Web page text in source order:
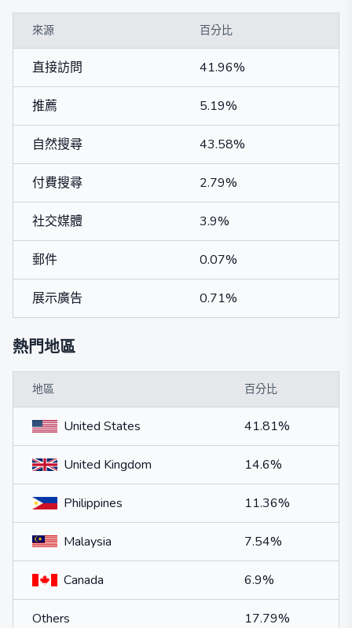
來源 百分比
直接訪問 41.96%
推薦 5.19%
自然搜尋 43.58%
付費搜尋 2.79%
社交媒體 3.9%
郵件 0.07%
展示廣告 0.71%
熱門地區
地區 百分比
United States 41.81%
United Kingdom 14.6%
Philippines 11.36%
Malaysia 7.54%
Canada 6.9%
Others 17.79%